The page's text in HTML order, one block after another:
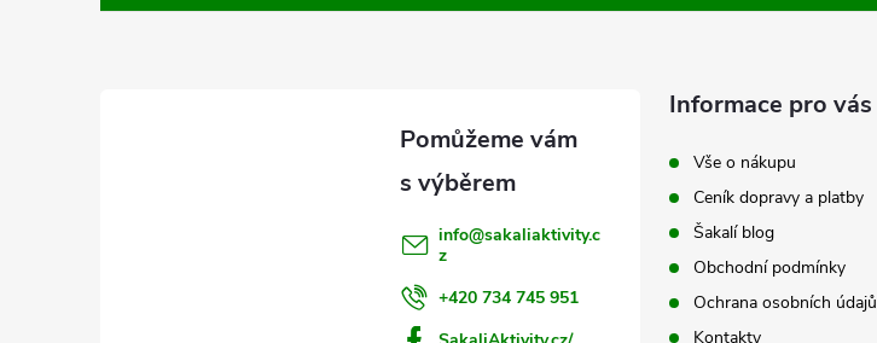
info@sakaliaktivity.c
z
+420 734 745 951
Informace pro vás
Vše o nákupu
Ceník dopravy a platby
Šakalí blog
Obchodní podmínky
Ochrana osobních údajů
Kontakty